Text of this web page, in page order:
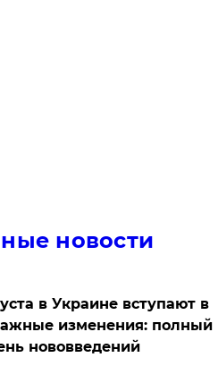
новости
в Украине вступают в
изменения: полный
нововведений